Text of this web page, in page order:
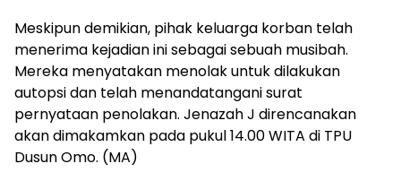
Meskipun demikian, pihak keluarga korban telah
menerima kejadian ini sebagai sebuah musibah.
Mereka menyatakan menolak untuk dilakukan
autopsi dan telah menandatangani surat
pernyataan penolakan. Jenazah J direncanakan
akan dimakamkan pada pukul 14.00 WITA di TPU
Dusun Omo. (MA)